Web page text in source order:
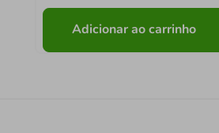
Adicionar ao carrinho